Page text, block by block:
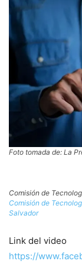
Foto tomada de: La
Comisión de
Comisión de
Salvador
Link del video
https://